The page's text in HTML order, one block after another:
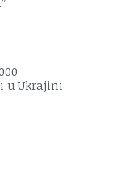
u Ukrajini